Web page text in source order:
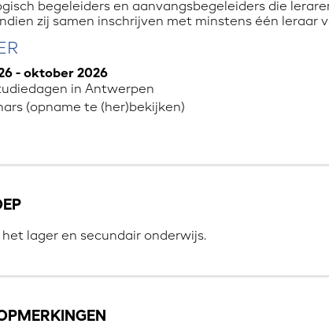
begeleiders en aanvangsbegeleiders die
zij samen inschrijven met minstens één
- oktober 2026
in Antwerpen
(opname te (her)bekijken)
lager en secundair onderwijs.